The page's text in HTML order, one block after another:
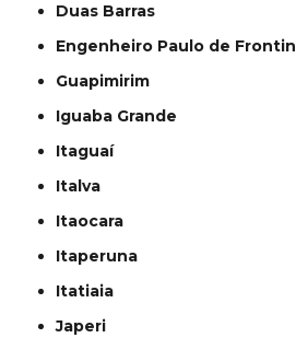
Duas Barras
Engenheiro Paulo de Frontin
Guapimirim
Iguaba Grande
Itaguaí
Italva
Itaocara
Itaperuna
Itatiaia
Japeri